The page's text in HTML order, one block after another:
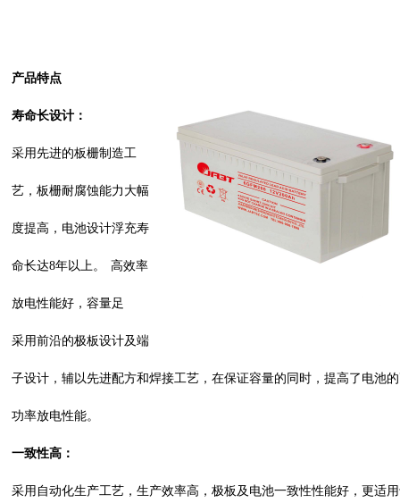
产品特点
寿命长设计：
采用先进的板栅制造工
艺，板栅耐腐蚀能力大幅
度提高，电池设计浮充寿
命长达8年以上。 高效率
放电性能好，容量足
采用前沿的极板设计及端
子设计，辅以先进配方和焊接工艺，在保证容量的同时，提高了电池
功率放电性能。
一致性高：
采用自动化生产工艺，生产效率高，极板及电池一致性性能好，更适